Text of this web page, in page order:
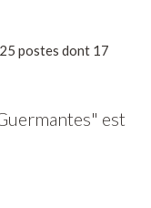
postes dont 17
est